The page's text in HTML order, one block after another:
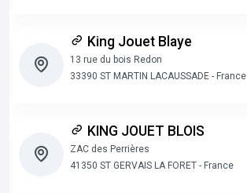
King Jouet Blaye
13 rue du bois Redon
33390 ST MARTIN LACAUSSADE - France
KING JOUET BLOIS
ZAC des Perrières
41350 ST GERVAIS LA FORET - France